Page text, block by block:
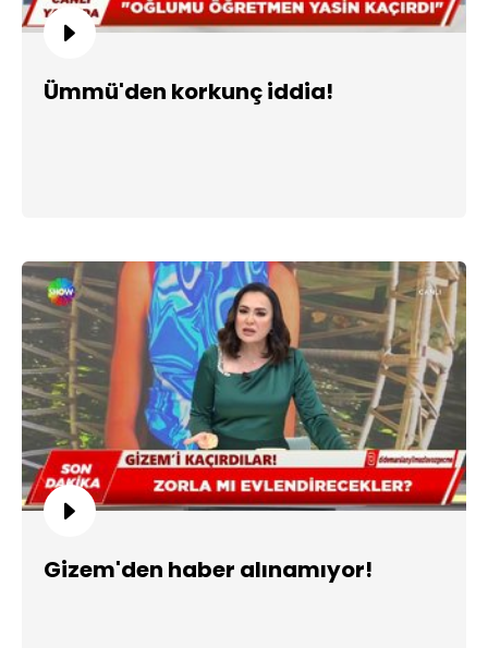
Ümmü'den korkunç iddia!
Gizem'den haber alınamıyor!